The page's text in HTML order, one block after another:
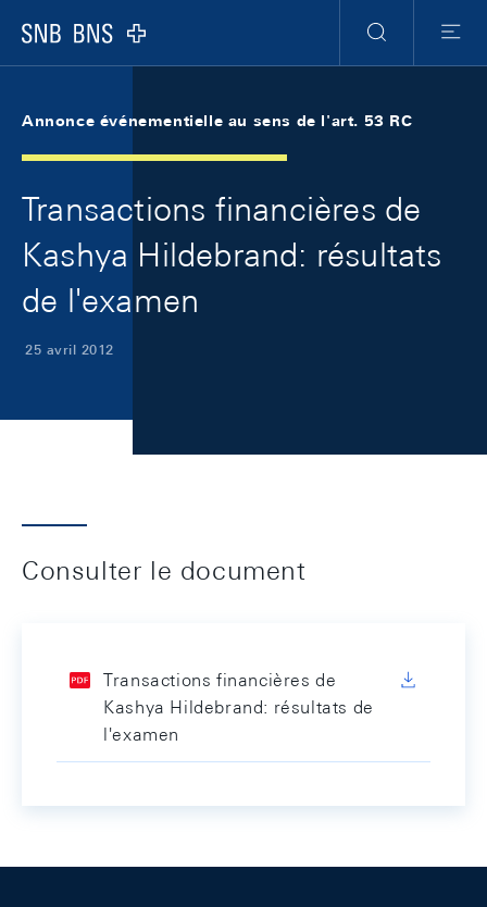
Logo
RechercheMenu
Annonce événementielle au sens de l'art. 53 RC
Transactions financières de
Kashya Hildebrand: résultats
de l'examen
25 avril 2012
Consulter le document
Transactions financières de
Kashya Hildebrand: résultats de
l'examen